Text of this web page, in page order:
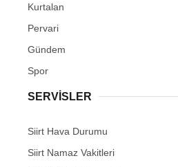
Kurtalan
Pervari
Gündem
Spor
SERVİSLER
Siirt Hava Durumu
Siirt Namaz Vakitleri